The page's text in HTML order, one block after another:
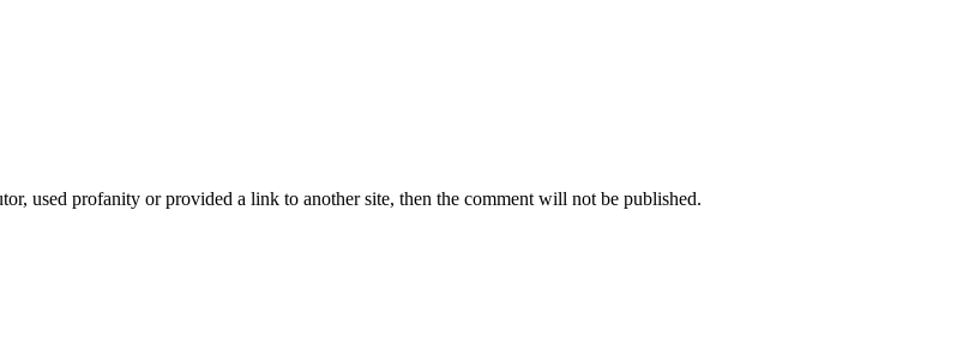
used profanity or provided a link to another site, then the comment will not be published.